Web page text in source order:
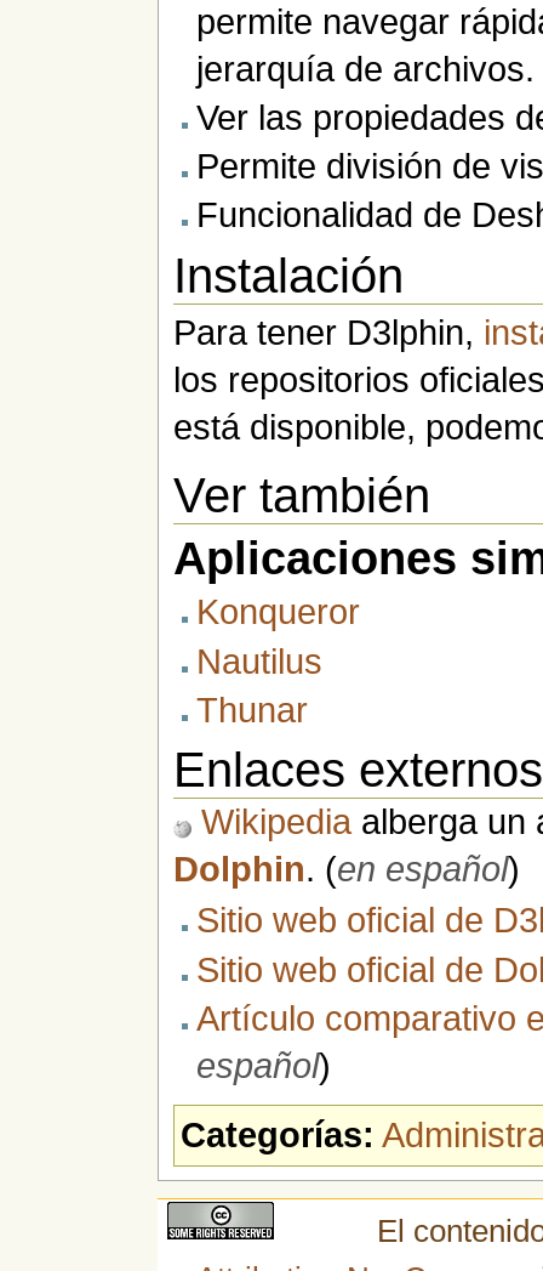
permite navegar
jerarquía de
Ver las propiedades
Permite división de
Funcionalidad de
Instalación
Para tener D3lphin,
los repositorios
está disponible,
Ver también
Aplicaciones
Konqueror
Nautilus
Thunar
Enlaces externos
Wikipedia alberga un
Dolphin. (en español)
Sitio web oficial de
Sitio web oficial de
Artículo comparativo
español)
Categorías:
El